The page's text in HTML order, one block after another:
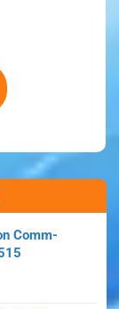
sàng hoạt
Comm-